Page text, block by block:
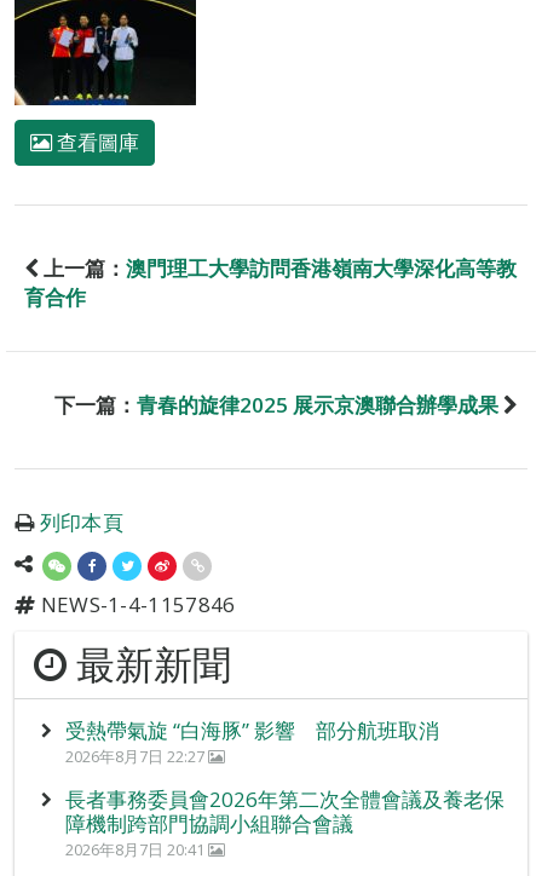
查看圖庫
上一篇： 澳門理工大學訪問香港嶺南大學深化高等教
育合作
下一篇： 青春的旋律2025 展示京澳聯合辦學成果
列印本頁
NEWS-1-4-1157846
最新新聞
受熱帶氣旋 “白海豚” 影響 部分航班取消
2026年8月7日 22:27
長者事務委員會2026年第二次全體會議及養老保
障機制跨部門協調小組聯合會議
2026年8月7日 20:41